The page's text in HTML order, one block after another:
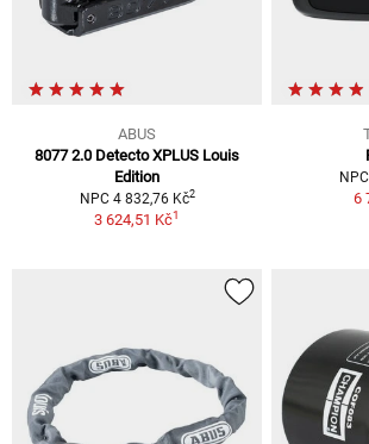
ABUS
8077 2.0 Detecto XPLUS Louis
Edition
NPC 4 832,76 Kč2
3 624,51 Kč1
6